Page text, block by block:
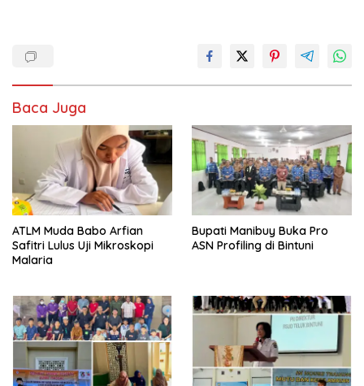
Baca Juga
ATLM Muda Babo Arfian
Safitri Lulus Uji Mikroskopi
Malaria
Bupati Manibuy Buka Pro
ASN Profiling di Bintuni